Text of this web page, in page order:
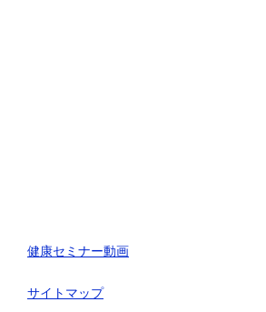
健康セミナー動画
サイトマップ